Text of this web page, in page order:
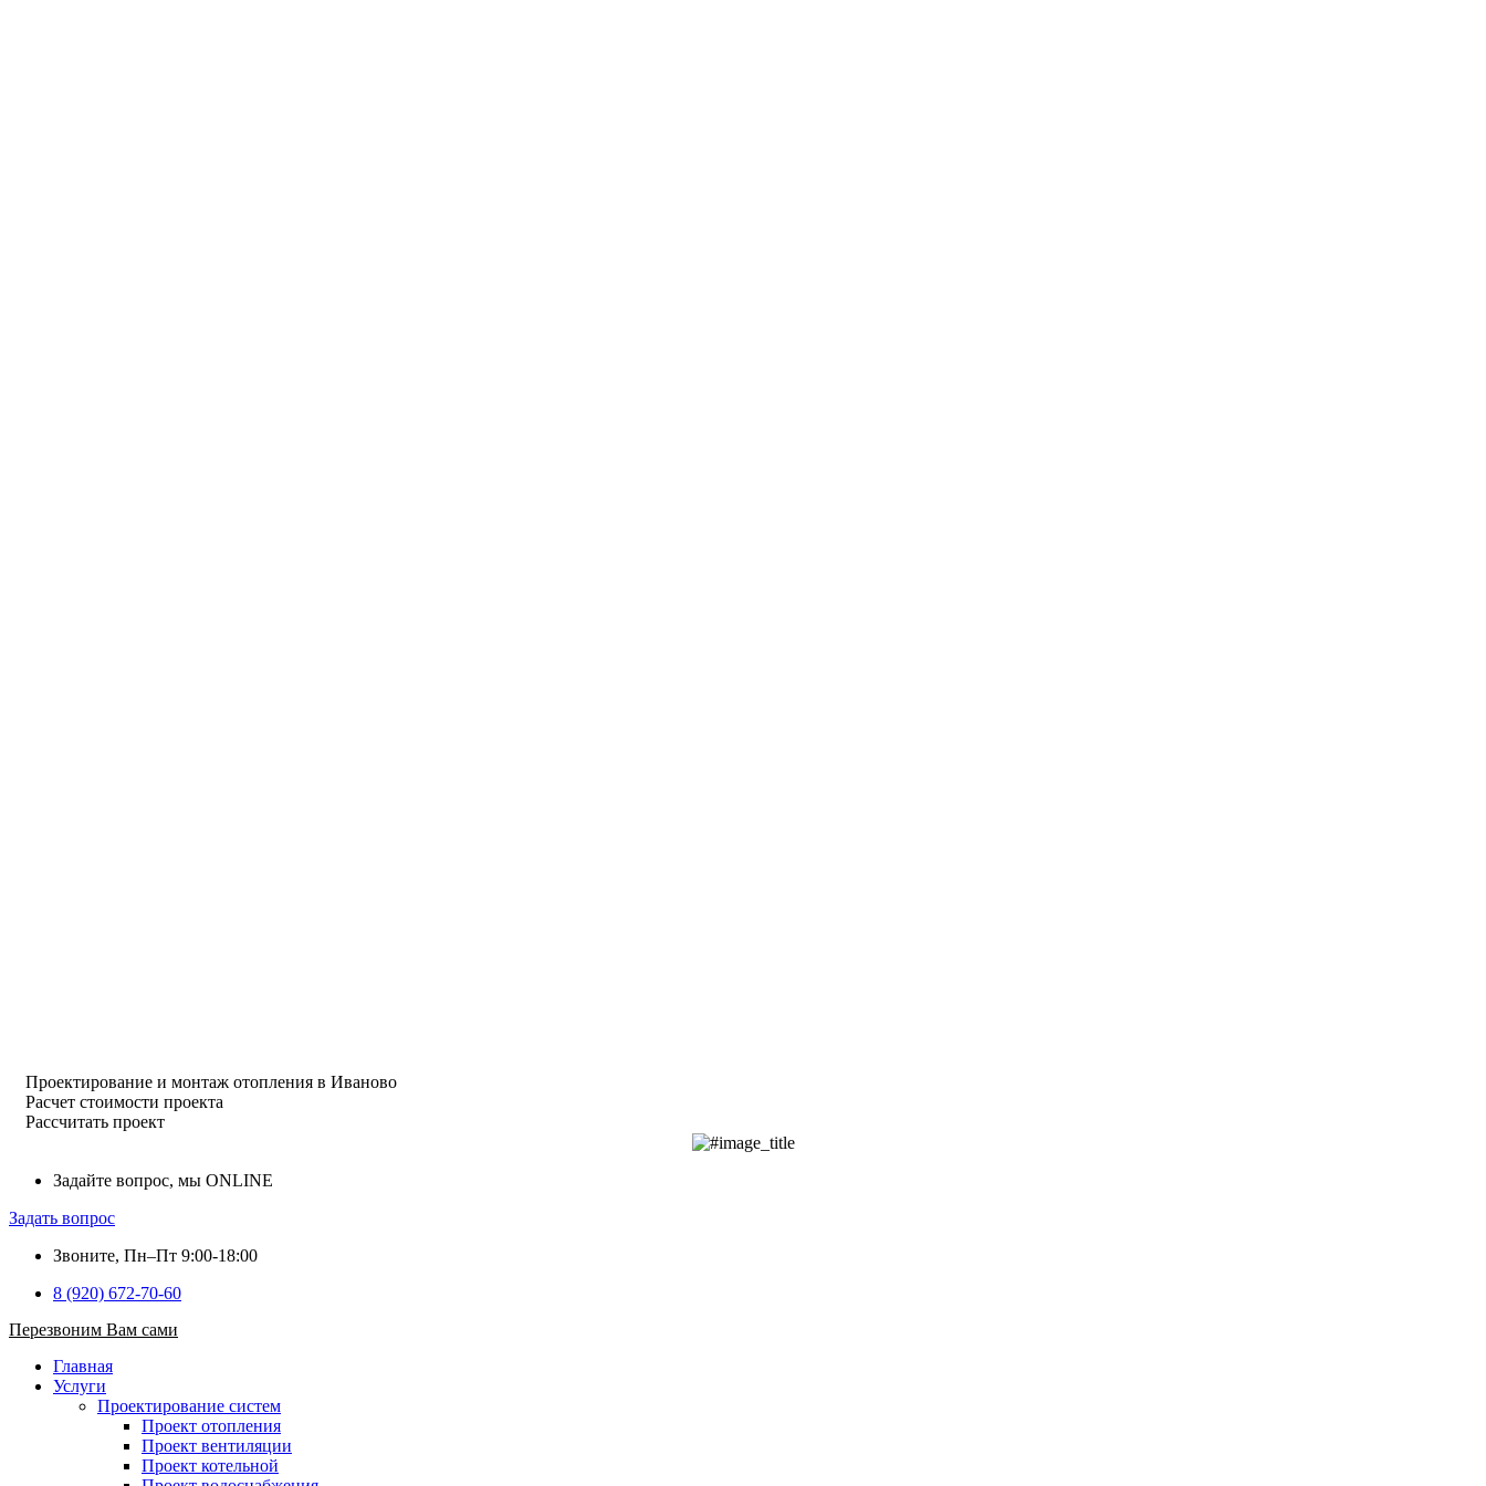
Проектирование и монтаж отопления в Иваново
Расчет стоимости проекта
Рассчитать проект
Задайте вопрос, мы ONLINE
Задать вопрос
Звоните, Пн–Пт 9:00-18:00
8 (920) 672-70-60
Перезвоним Вам сами
Главная
Услуги
Проектирование систем
Проект отопления
Проект вентиляции
Проект котельной